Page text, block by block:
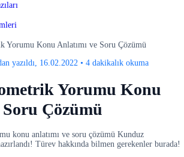
Yorumu Konu Anlatımı ve Soru Çözümü
yazıldı, 16.02.2022 • 4 dakikalık okuma
Yorumu Konu
Soru Çözümü
konu anlatımı ve soru çözümü Kunduz
Türev hakkında bilmen gerekenler burada!